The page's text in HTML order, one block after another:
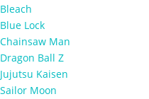
Bleach
Blue Lock
Chainsaw Man
Dragon Ball Z
Jujutsu Kaisen
Sailor Moon